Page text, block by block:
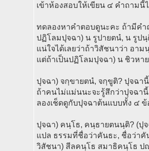
เข้าห้องสอบให้เขียน ๔ คำถามนี้
ทดลองหาคำตอบดูนะคะ ถ้ามีค
ปฏิโลมปุจฉา) น รูปายตนํ, น รูป
แน่ใจได้เลยว่าถ้าวิสัชนาว่า อา
แต่ถ้าเป็นปฏิโลมปุจฉา) น ชิวหา
ปุจฉา) จกฺขายตนํ, จกฺขูติ? ปุจฉา
ถ้าคนไม่แม่นนะจะรู้สึกว่าปุจฉา
ลองเช็ดดูกับปุจฉาต้นแบบทั้ง ๔ ข้
ปุจฉา) คนฺโธ, คนฺธายตนนฺติ? (ปุ
แปล ธรรมที่ชื่อว่าคันธะ, ชื่อว่าคั
วิสัชนา) สีลคนฺโธ สมาธิคนฺโธ